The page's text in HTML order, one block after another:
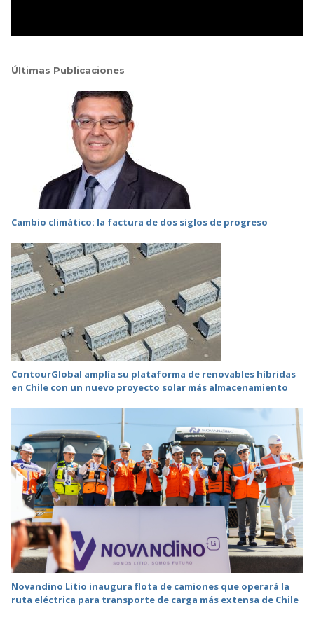
Últimas Publicaciones
Cambio climático: la factura de dos siglos de progreso
ContourGlobal amplía su plataforma de renovables híbridas
en Chile con un nuevo proyecto solar más almacenamiento
Novandino Litio inaugura flota de camiones que operará la
ruta eléctrica para transporte de carga más extensa de Chile